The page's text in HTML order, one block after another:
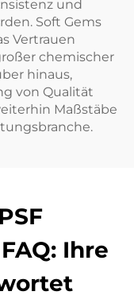
und
Soft Gems
Vertrauen
chemischer
hinaus,
von Qualität
Maßstäbe
Ihre